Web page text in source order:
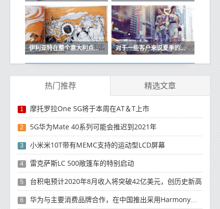
伊利亚特在整个意大利点燃了500多个天线就在那里 对于一些客户来说夏季的Wind Tre增加了
热门推荐 精选文章
1 摩托罗拉One 5G将于本周在AT＆T上市
2 5G华为Mate 40系列可能会推迟到2021年
3 小米米10T带有MEMC支持的运动型LCD屏幕
4 雷克萨斯LC 500敞篷车的特别启动
5 台积电预计2020年8月收入将突破42亿美元，创历史新高
6 华为与主要消费品牌合作，在中国推出采用HarmonyOS 2.0的智能家居产品